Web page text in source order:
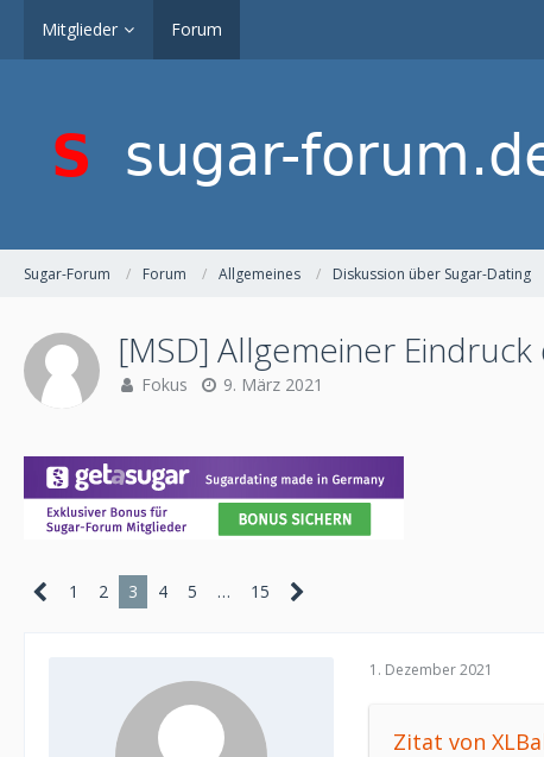
Mitglieder Forum
Sugar-Forum Forum Allgemeines Diskussion über Sugar-Dating
[MSD] Allgemeiner
Fokus 9. März 2021
1 2 3 4 5 … 15
1. Dezember 2021
Zitat von